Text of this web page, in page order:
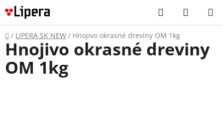
Prejsť
na
obsah
Hľadať
KOŠÍK
Domov
/ LIPERA SK NEW / Hnojivo okrasné dreviny OM 1kg
Hnojivo okrasné dreviny
OM 1kg